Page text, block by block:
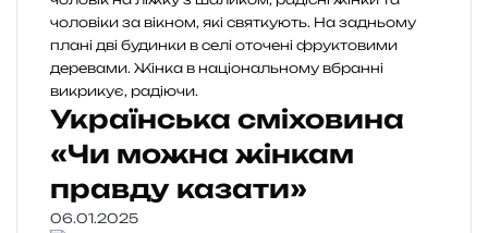
Українська сміховина
«Чи можна жінкам
правду казати»
06.01.2025